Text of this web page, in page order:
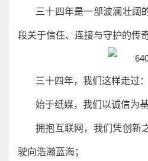
三十四年是一部波澜壮阔
段关于信任、连接与守护的传
三十四年，我们这样走过：
始于纸媒，我们以诚信为
拥抱互联网，我们凭创新
驶向浩瀚蓝海；